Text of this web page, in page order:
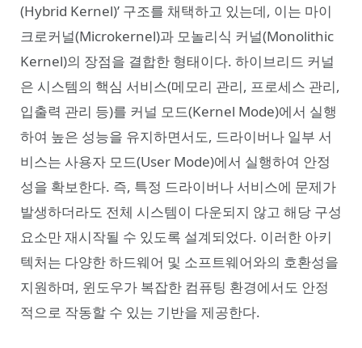
(Hybrid Kernel)’ 구조를 채택하고 있는데, 이는 마이
크로커널(Microkernel)과 모놀리식 커널(Monolithic
Kernel)의 장점을 결합한 형태이다. 하이브리드 커널
은 시스템의 핵심 서비스(메모리 관리, 프로세스 관리,
입출력 관리 등)를 커널 모드(Kernel Mode)에서 실행
하여 높은 성능을 유지하면서도, 드라이버나 일부 서
비스는 사용자 모드(User Mode)에서 실행하여 안정
성을 확보한다. 즉, 특정 드라이버나 서비스에 문제가
발생하더라도 전체 시스템이 다운되지 않고 해당 구성
요소만 재시작될 수 있도록 설계되었다. 이러한 아키
텍처는 다양한 하드웨어 및 소프트웨어와의 호환성을
지원하며, 윈도우가 복잡한 컴퓨팅 환경에서도 안정
적으로 작동할 수 있는 기반을 제공한다.